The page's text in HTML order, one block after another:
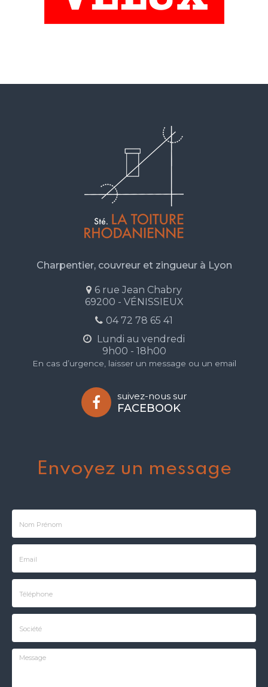
Charpentier, couvreur et zingueur à Lyon
6 rue Jean Chabry
69200 - VÉNISSIEUX
04 72 78 65 41
Lundi au vendredi
9h00 - 18h00
En cas d’urgence, laisser un message ou un email
suivez-nous sur
FACEBOOK
Envoyez un message
Nom
Prénom
*
Email
*
Tél.
*
Société